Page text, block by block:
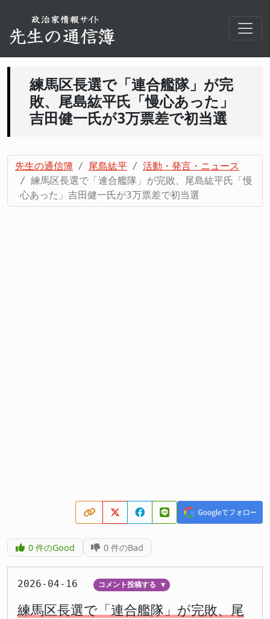
練馬区長選で「連合艦隊」が完
敗、尾島紘平氏「慢心あった」
吉田健一氏が3万票差で初当選
先生の通信簿 尾島紘平
活動・発言・ニュース
練馬区長選で「連合艦隊」が完敗、尾島紘平氏「慢
心あった」吉田健一氏が3万票差で初当選
0件のGood 0 件のBad
2026-04-16 コメント投稿する ▼
練馬区長選で「連合艦隊」が完敗、尾